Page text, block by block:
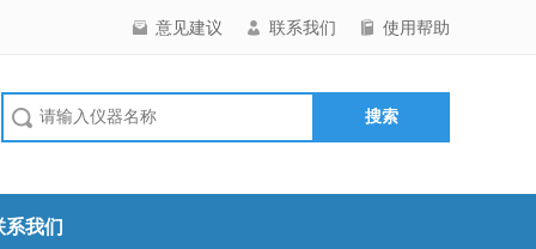
使用帮助
联系我们
意见建议
系我们